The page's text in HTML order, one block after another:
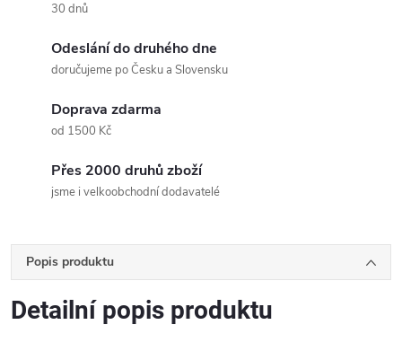
30 dnů
Odeslání do druhého dne
doručujeme po Česku a Slovensku
Doprava zdarma
od 1500 Kč
Přes 2000 druhů zboží
jsme i velkoobchodní dodavatelé
Popis produktu
Detailní popis produktu